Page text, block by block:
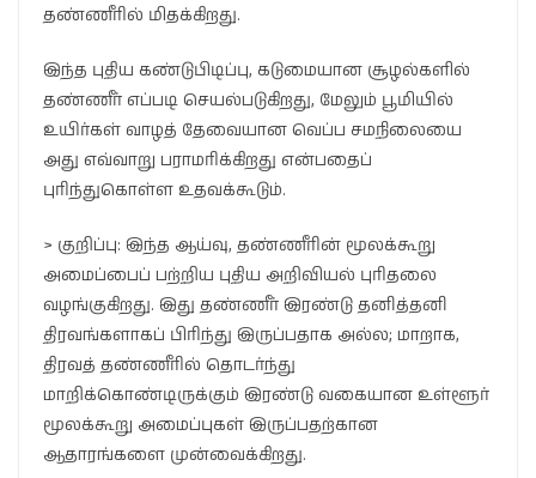
தண்ணீரில் மிதக்கிறது.
இந்த புதிய கண்டுபிடிப்பு, கடுமையான சூழல்களில்
தண்ணீர் எப்படி செயல்படுகிறது, மேலும் பூமியில்
உயிர்கள் வாழத் தேவையான வெப்ப சமநிலையை
அது எவ்வாறு பராமரிக்கிறது என்பதைப்
புரிந்துகொள்ள உதவக்கூடும்.
> குறிப்பு: இந்த ஆய்வு, தண்ணீரின் மூலக்கூறு
அமைப்பைப் பற்றிய புதிய அறிவியல் புரிதலை
வழங்குகிறது. இது தண்ணீர் இரண்டு தனித்தனி
திரவங்களாகப் பிரிந்து இருப்பதாக அல்ல; மாறாக,
திரவத் தண்ணீரில் தொடர்ந்து
மாறிக்கொண்டிருக்கும் இரண்டு வகையான உள்ளூர்
மூலக்கூறு அமைப்புகள் இருப்பதற்கான
ஆதாரங்களை முன்வைக்கிறது.